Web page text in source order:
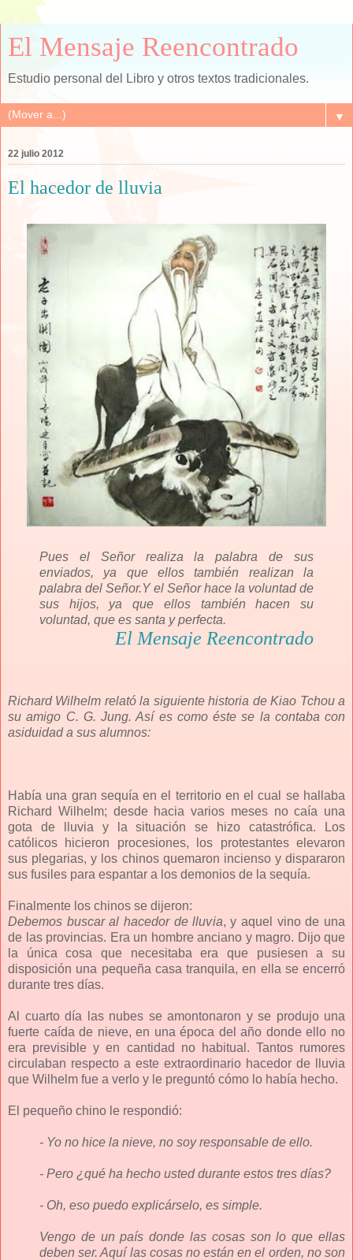
El Mensaje Reencontrado
Estudio personal del Libro y otros textos tradicionales.
▼
22 julio 2012
El hacedor de lluvia
Pues el Señor realiza la palabra de sus
enviados, ya que ellos también realizan la
palabra del Señor.Y el Señor hace la voluntad de
sus hijos, ya que ellos también hacen su
voluntad, que es santa y perfecta.
El Mensaje Reencontrado
Richard Wilhelm relató la siguiente historia de Kiao Tchou a
su amigo C. G. Jung. Así es como éste se la contaba con
asiduidad a sus alumnos:
Había una gran sequía en el territorio en el cual se hallaba
Richard Wilhelm; desde hacia varios meses no caía una
gota de lluvia y la situación se hizo catastrófica. Los
católicos hicieron procesiones, los protestantes elevaron
sus plegarias, y los chinos quemaron incienso y dispararon
sus fusiles para espantar a los demonios de la sequía.
Finalmente los chinos se dijeron:
Debemos buscar al hacedor de lluvia, y aquel vino de una
de las provincias. Era un hombre anciano y magro. Dijo que
la única cosa que necesitaba era que pusiesen a su
disposición una pequeña casa tranquila, en ella se encerró
durante tres días.
Al cuarto día las nubes se amontonaron y se produjo una
fuerte caída de nieve, en una época del año donde ello no
era previsible y en cantidad no habitual. Tantos rumores
circulaban respecto a este extraordinario hacedor de lluvia
que Wilhelm fue a verlo y le preguntó cómo lo había hecho.
El pequeño chino le respondió:
- Yo no hice la nieve, no soy responsable de ello.
- Pero ¿qué ha hecho usted durante estos tres días?
- Oh, eso puedo explicárselo, es simple.
Vengo de un país donde las cosas son lo que ellas
deben ser. Aquí las cosas no están en el orden, no son